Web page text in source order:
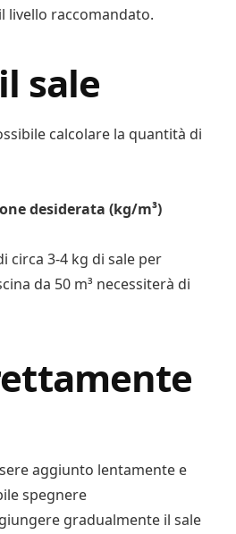
livello raccomandato.
sale
calcolare la quantità di
desiderata (kg/m³)
circa 3-4 kg di sale per
da 50 m³ necessiterà di
aggiunto lentamente e
spegnere
gradualmente il sale